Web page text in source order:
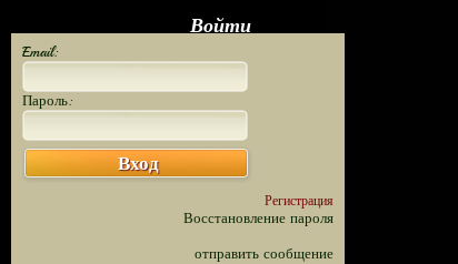
Войти
Email:
Пароль:
Вход
Регистрация
Восстановление пароля
отправить сообщение